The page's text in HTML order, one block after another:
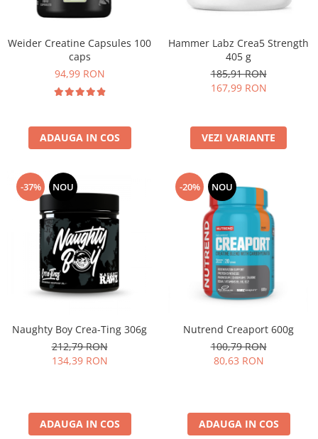
Optimum Nutrition
PerfectShaker
Power System
Pro Supps
Puritan`s Pride
Raw Nutrition
REDCON1
Revoflex
Rich Piana 5% Nutrition
Scivation
Skill Nutrition
Smart Shake
Under Armour
Universal
Zenana
Weider Creatine Capsules 100
caps
94,99 RON
ADAUGA IN COS
Hammer Labz Crea5 Strength
405 g
185,91 RON
167,99 RON
VEZI VARIANTE
-37% NOU
Naughty Boy Crea-Ting 306g
212,79 RON
134,39 RON
ADAUGA IN COS
-20% NOU
Nutrend Creaport 600g
100,79 RON
80,63 RON
ADAUGA IN COS